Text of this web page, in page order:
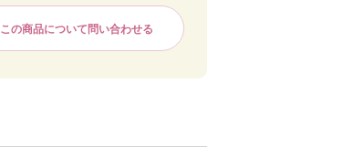
この商品について問い合わせる